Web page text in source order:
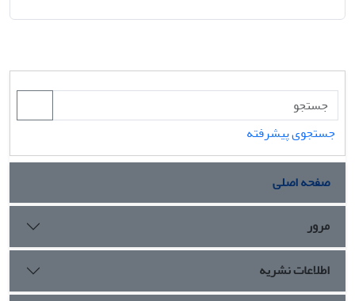
جستجوی پیشرفته
صفحه اصلی
مرور
اطلاعات نشریه